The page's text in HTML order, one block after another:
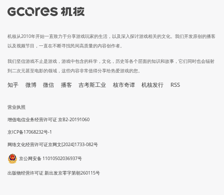
机核从2010年开始一直致力于分享游戏玩家的生活，以及深入探讨游戏相关的文化。我们开发原创的播客
以及视频节目，一直在不断寻找民间高质量的内容创作者。
我们坚信游戏不止是游戏，游戏中包含的科学，文化，历史等各个层面的知识和故事，它们同时也会辐射
到二次元甚至电影的领域，这些内容非常值得分享给热爱游戏的您。
知乎 微博 微信 播客 吉考斯工业 核市奇谭 机核发行 RSS
营业执照
增值电信业务经营许可证 京B2-20191060
京ICP备17068232号-1
网络文化经营许可证京网文[2024]1733-082号
京公网安备 11010502036937号
出版物经营许可证 新出发京零字第朝260115号